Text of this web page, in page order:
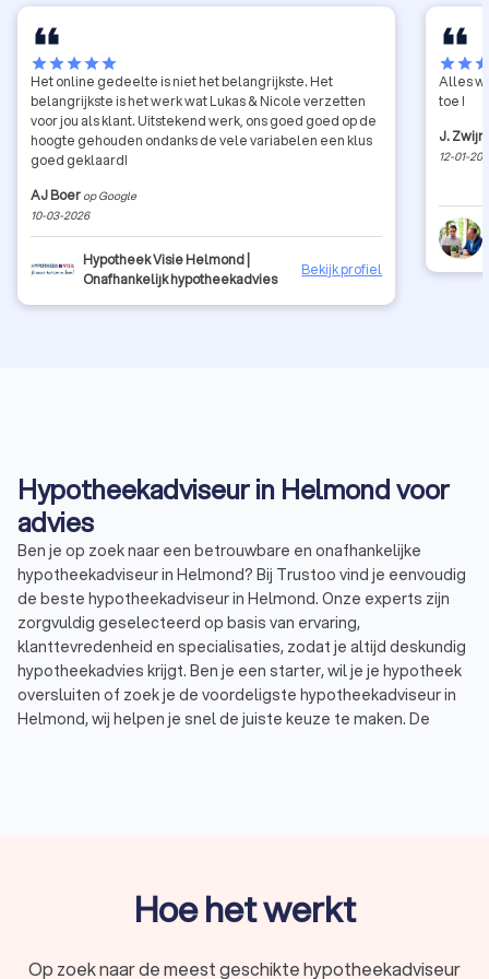
starstarstarstarstar
Het online gedeelte is niet het belangrijkste. Het
belangrijkste is het werk wat Lukas & Nicole verzetten
voor jou als klant. Uitstekend werk, ons goed goed op de
hoogte gehouden ondanks de vele variabelen een klus
goed geklaard!
AJ Boer op Google
10-03-2026
Hypotheek Visie Helmond |
Onafhankelijk hypotheekadvies
Bekijk profiel
starstar
Alles
toe !
J.
12-01-
Hypotheekadviseur in Helmond voor
advies
Ben je op zoek naar een betrouwbare en onafhankelijke
hypotheekadviseur in Helmond? Bij Trustoo vind je eenvoudig
de beste hypotheekadviseur in Helmond. Onze experts zijn
zorgvuldig geselecteerd op basis van ervaring,
klanttevredenheid en specialisaties, zodat je altijd deskundig
hypotheekadvies krijgt. Ben je een starter, wil je je hypotheek
oversluiten of zoek je de voordeligste hypotheekadviseur in
Helmond, wij helpen je snel de juiste keuze te maken. De
Wat doet een hypotheekadviseur in
gebied van hypotheken en financiële planning en helpt je bij
Hoe het werkt
Op zoek naar de meest geschikte hypotheekadviseur